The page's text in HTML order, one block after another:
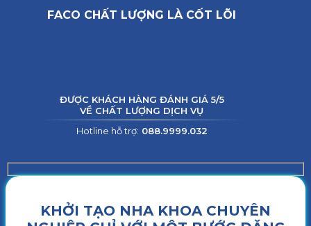
FACO CHẤT LƯỢNG LÀ CỐT LÕI
ĐƯỢC KHÁCH HÀNG ĐÁNH GIÁ 5/5
VỀ CHẤT LƯỢNG DỊCH VỤ
Hotline hỗ trợ: 088.9999.032
KHỞI TẠO NHA KHOA CHUYÊN